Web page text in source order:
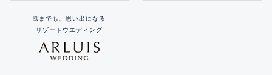
風までも、思い出になる
リゾートウエディング